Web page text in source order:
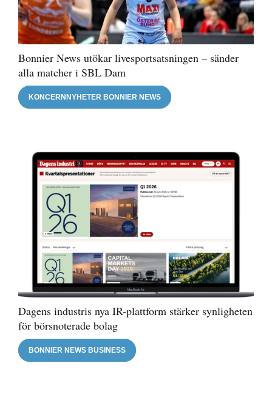
Bonnier News utökar livesportsatsningen – sänder
alla matcher i SBL Dam
KONCERNNYHETER BONNIER NEWS
Dagens industris nya IR-plattform stärker synligheten
för börsnoterade bolag
BONNIER NEWS BUSINESS